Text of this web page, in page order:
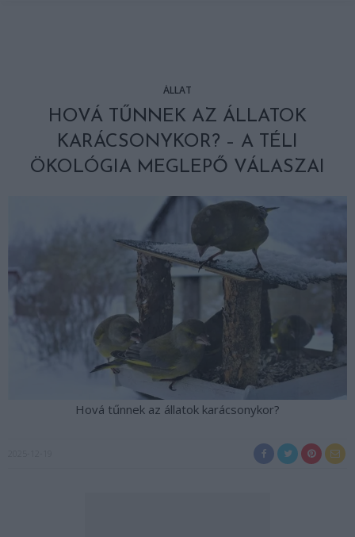
ÁLLAT
HOVÁ TŰNNEK AZ ÁLLATOK
KARÁCSONYKOR? – A TÉLI
ÖKOLÓGIA MEGLEPŐ VÁLASZAI
Hová tűnnek az állatok karácsonykor?